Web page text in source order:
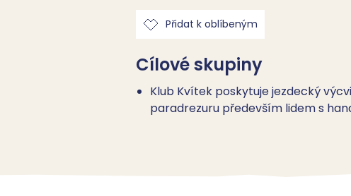
Přidat k oblíbeným
Cílové skupiny
Klub Kvítek poskytuje jezdecký
paradrezuru především lidem s